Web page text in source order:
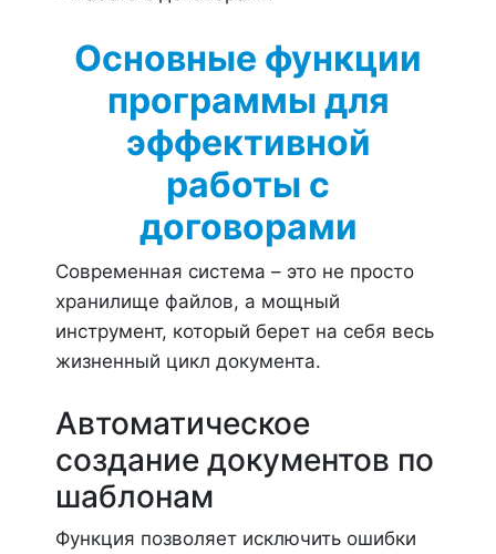
Основные функции
программы для
эффективной
работы с
договорами
Современная система – это не просто
хранилище файлов, а мощный
инструмент, который берет на себя весь
жизненный цикл документа.
Автоматическое
создание документов по
шаблонам
Функция позволяет исключить ошибки